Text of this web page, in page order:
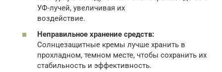
УФ-лучей, увеличивая их
воздействие.
Неправильное хранение средств:
Солнцезащитные кремы лучше хранить в
прохладном, темном месте, чтобы сохранить их
стабильность и эффективность.